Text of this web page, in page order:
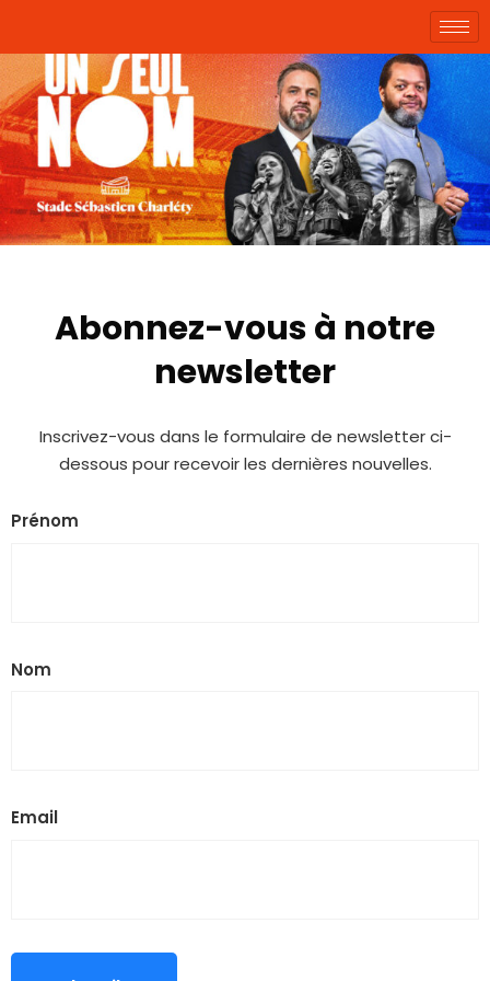
Abonnez-vous à notre
newsletter
Inscrivez-vous dans le formulaire de newsletter ci-
dessous pour recevoir les dernières nouvelles.
Prénom
Nom
Email